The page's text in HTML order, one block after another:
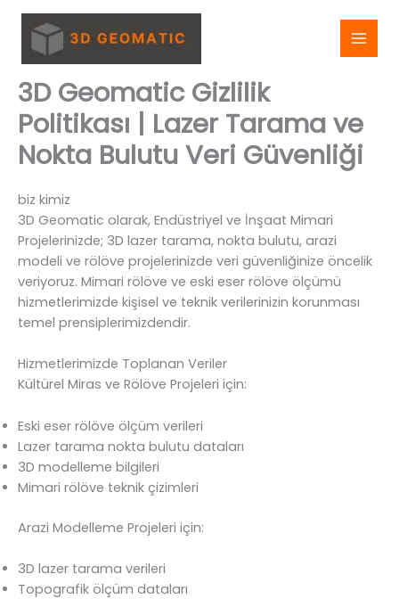
Skip
content
3D Geomatic Gizlilik
Politikası | Lazer Tarama ve
Nokta Bulutu Veri Güvenliği
biz kimiz
3D Geomatic olarak, Endüstriyel ve İnşaat Mimari
Projelerinizde; 3D lazer tarama, nokta bulutu, arazi
modeli ve rölöve projelerinizde veri güvenliğinize öncelik
veriyoruz. Mimari rölöve ve eski eser rölöve ölçümü
hizmetlerimizde kişisel ve teknik verilerinizin korunması
temel prensiplerimizdendir.
Hizmetlerimizde Toplanan Veriler
Kültürel Miras ve Rölöve Projeleri için:
Eski eser rölöve ölçüm verileri
Lazer tarama nokta bulutu dataları
3D modelleme bilgileri
Mimari rölöve teknik çizimleri
Arazi Modelleme Projeleri için:
3D lazer tarama verileri
Topografik ölçüm dataları